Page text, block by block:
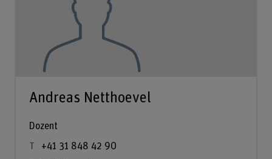
Andreas Netthoevel
Dozent
+41 31 848 42 90